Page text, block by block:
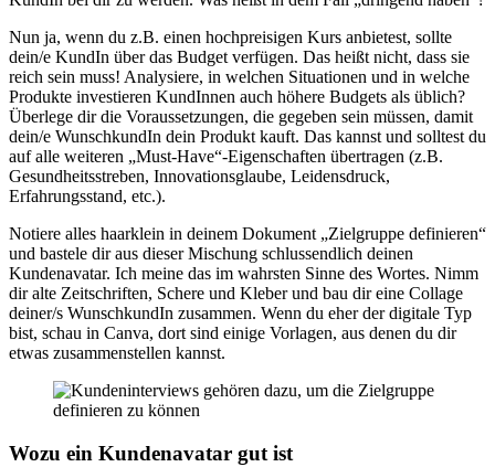
Nun ja, wenn du z.B. einen hochpreisigen Kurs anbietest, sollte
dein/e KundIn über das Budget verfügen. Das heißt nicht, dass sie
reich sein muss! Analysiere, in welchen Situationen und in welche
Produkte investieren KundInnen auch höhere Budgets als üblich?
Überlege dir die Voraussetzungen, die gegeben sein müssen, damit
dein/e WunschkundIn dein Produkt kauft. Das kannst und solltest du
auf alle weiteren „Must-Have“-Eigenschaften übertragen (z.B.
Gesundheitsstreben, Innovationsglaube, Leidensdruck,
Erfahrungsstand, etc.).
Notiere alles haarklein in deinem Dokument „Zielgruppe definieren“
und bastele dir aus dieser Mischung schlussendlich deinen
Kundenavatar. Ich meine das im wahrsten Sinne des Wortes. Nimm
dir alte Zeitschriften, Schere und Kleber und bau dir eine Collage
deiner/s WunschkundIn zusammen. Wenn du eher der digitale Typ
bist, schau in Canva, dort sind einige Vorlagen, aus denen du dir
etwas zusammenstellen kannst.
Wozu ein Kundenavatar gut ist